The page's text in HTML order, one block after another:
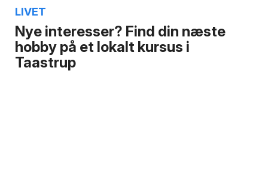
Nye interesser? Find din næste
hobby på et lokalt kursus i
Taastrup
LIVET